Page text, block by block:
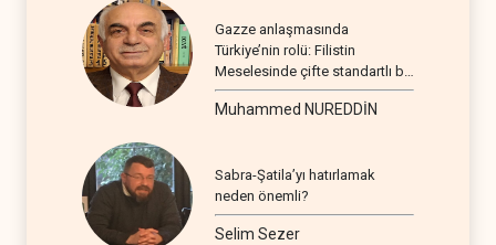
Gazze anlaşmasında
Türkiye’nin rolü: Filistin
Meselesinde çifte standartlı bir
seyir
Muhammed NUREDDİN
Sabra-Şatila’yı hatırlamak
neden önemli?
Selim Sezer